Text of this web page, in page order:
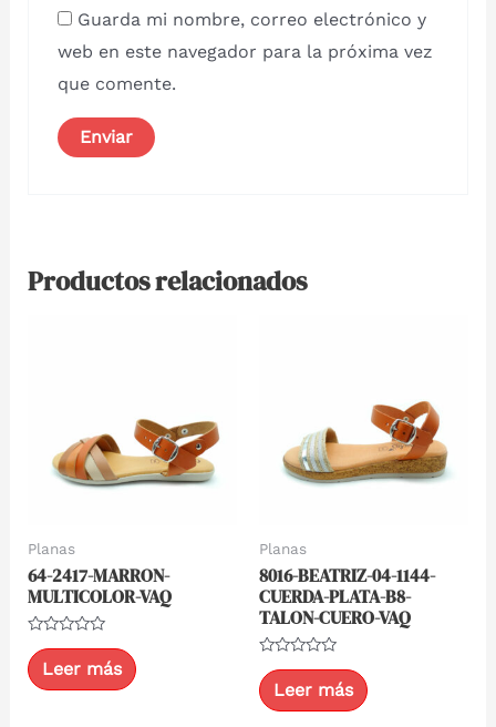
Guarda mi nombre, correo electrónico y
web en este navegador para la próxima vez
que comente.
Productos relacionados
Planas
64-2417-MARRON-
MULTICOLOR-VAQ
Valorado
con
0
de
Leer más
Planas
8016-BEATRIZ-04-1144-
CUERDA-PLATA-B8-
TALON-CUERO-VAQ
Valorado
con
0
de
Leer más